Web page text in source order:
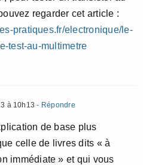
regarder cet article :
pratiques.fr/electronique/le-
test-au-multimetre
à 10h13 - Répondre
de base plus
celle de livres dits « à
immédiate » et qui vous